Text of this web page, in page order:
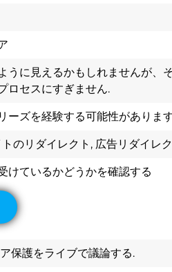
うに見えるかもしれませんが
ロセスにすぎません.
ーズを経験する可能性がありま
のリダイレクト, 広告リダイレ
けているかどうかを確認する
保護をライブで議論する.